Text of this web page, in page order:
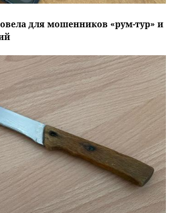
для мошенников «рум-тур» и